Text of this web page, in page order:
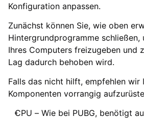
Konfiguration anpassen.
Zunächst können Sie, wie oben
Hintergrundprogramme schließen,
Ihres Computers freizugeben und
Lag dadurch behoben wird.
Falls das nicht hilft, empfehlen wir
Komponenten vorrangig
CPU – Wie bei PUBG, benötigt